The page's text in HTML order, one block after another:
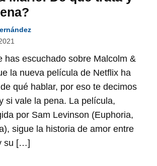
has escuchado sobre Malcolm &
la nueva película de Netflix ha
qué hablar, por eso te decimos
si vale la pena. La película,
por Sam Levinson (Euphoria,
sigue la historia de amor entre
su […]